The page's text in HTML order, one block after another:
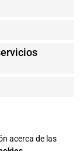
acerca de las